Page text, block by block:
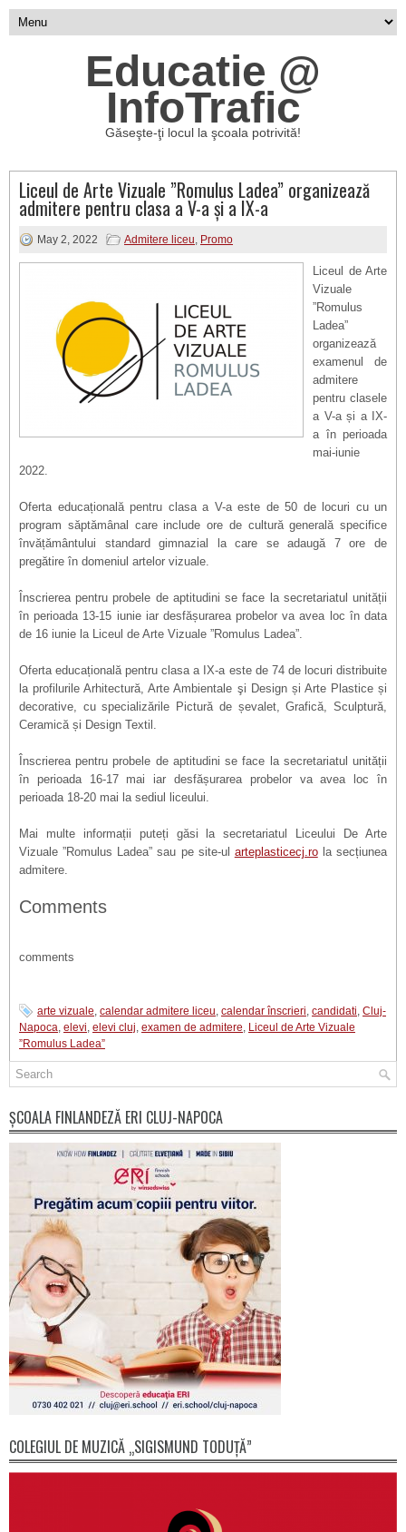
Educatie @
InfoTrafic
Găseşte-ţi locul la şcoala potrivită!
Liceul de Arte Vizuale ”Romulus Ladea” organizează
admitere pentru clasa a V-a și a IX-a
May 2, 2022 Admitere liceu, Promo
Liceul de Arte
Vizuale
”Romulus
Ladea”
organizează
examenul de
admitere
pentru clasele
a V-a și a IX-
a în perioada
mai-iunie
2022.
Oferta educațională pentru clasa a V-a este de 50 de locuri cu un
program săptămânal care include ore de cultură generală specifice
învățământului standard gimnazial la care se adaugă 7 ore de
pregătire în domeniul artelor vizuale.
Înscrierea pentru probele de aptitudini se face la secretariatul unității
în perioada 13-15 iunie iar desfășurarea probelor va avea loc în data
de 16 iunie la Liceul de Arte Vizuale ”Romulus Ladea”.
Oferta educațională pentru clasa a IX-a este de 74 de locuri distribuite
laprofilurile Arhitectură, Arte Ambientale şi Design și Arte Plastice și
decorative, cu specializările Pictură de șevalet, Grafică, Sculptură,
Ceramică și Design Textil.
Înscrierea pentru probele de aptitudini se face la secretariatul unității
în perioada 16-17 mai iar desfășurarea probelor va avea loc în
perioada 18-20 mai la sediul liceului.
Mai multe informații puteți găsi la secretariatul Liceului De Arte
Vizuale ”Romulus Ladea” sau pe site-ul arteplasticecj.rola secțiunea
admitere.
Comments
comments
arte vizuale, calendar admitere liceu, calendar înscrieri, candidati, Cluj-
Napoca, elevi, elevi cluj, examen de admitere, Liceul de Arte Vizuale
”Romulus Ladea”
ȘCOALA FINLANDEZĂ ERI CLUJ-NAPOCA
COLEGIUL DE MUZICĂ „SIGISMUND TODUȚĂ”